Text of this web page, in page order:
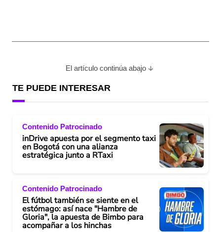
El artículo continúa abajo
TE PUEDE INTERESAR
Contenido Patrocinado
inDrive apuesta por el segmento taxi
en Bogotá con una alianza
estratégica junto a RTaxi
Contenido Patrocinado
El fútbol también se siente en el
estómago: así nace "Hambre de
Gloria", la apuesta de Bimbo para
acompañar a los hinchas